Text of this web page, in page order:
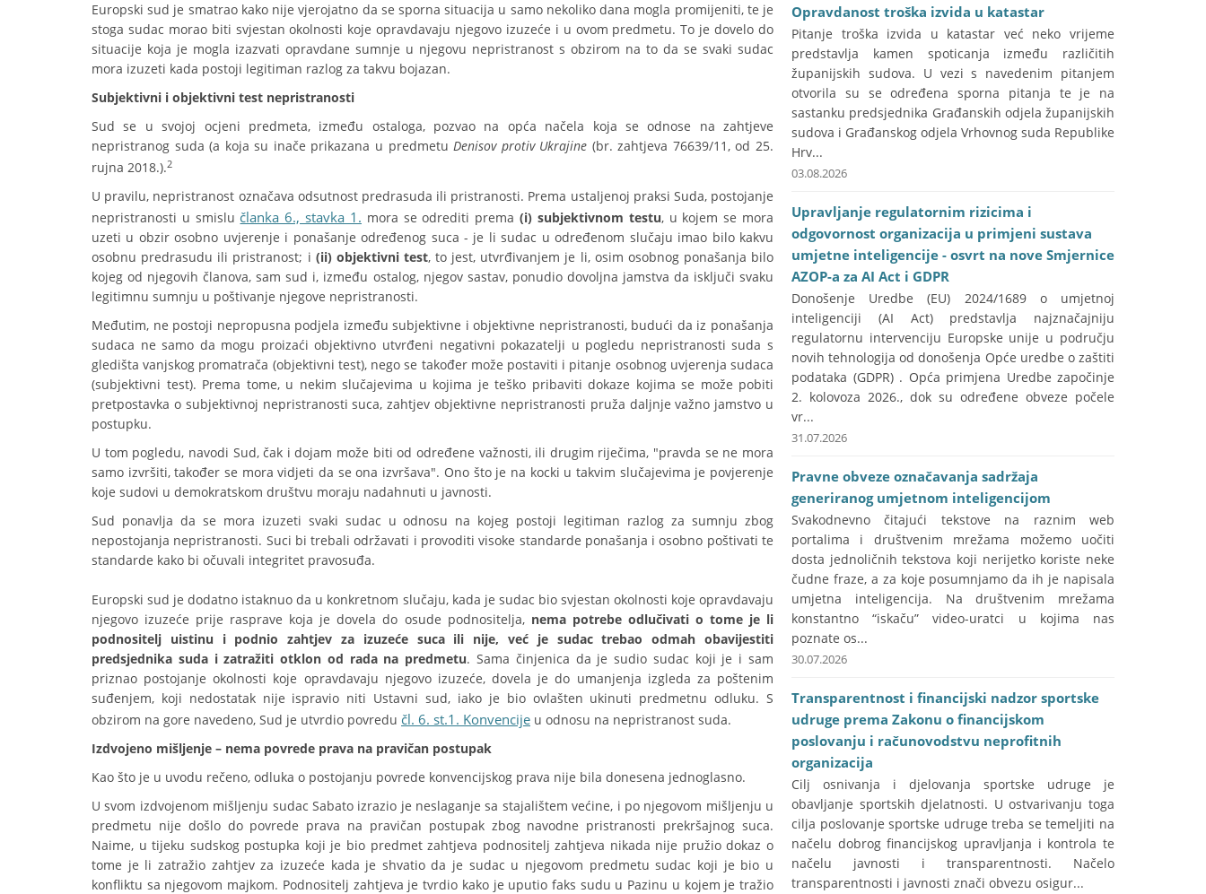
Europski sud je smatrao kako nije vjerojatno da se sporna situacija u samo nekoliko dana mogla promijeniti, te je
stoga sudac morao biti svjestan okolnosti koje opravdavaju njegovo izuzeće i u ovom predmetu. To je dovelo do
situacije koja je mogla izazvati opravdane sumnje u njegovu nepristranost s obzirom na to da se svaki sudac
mora izuzeti kada postoji legitiman razlog za takvu bojazan.
Subjektivni i objektivni test nepristranosti
Sud se u svojoj ocjeni predmeta, između ostaloga, pozvao na opća načela koja se odnose na zahtjeve
nepristranog suda (a koja su inače prikazana u predmetuDenisov protiv Ukrajine (br. zahtjeva 76639/11, od 25.
rujna 2018.).2
U pravilu, nepristranost označava odsutnost predrasuda ili pristranosti. Prema ustaljenoj praksi Suda, postojanje
nepristranosti u smislu članka 6., stavka 1. mora se odrediti prema(i) subjektivnom testu, u kojem se mora
uzeti u obzir osobno uvjerenje i ponašanje određenog suca - je li sudac u određenom slučaju imao bilo kakvu
osobnu predrasudu ili pristranost; i (ii) objektivni test, to jest, utvrđivanjem je li, osim osobnog ponašanja bilo
kojeg od njegovih članova, sam sud i, između ostalog, njegov sastav, ponudio dovoljna jamstva da isključi svaku
legitimnu sumnju u poštivanje njegove nepristranosti.
Međutim, ne postoji nepropusna podjela između subjektivne i objektivne nepristranosti, budući da iz ponašanja
sudaca ne samo da mogu proizaći objektivno utvrđeni negativni pokazatelji u pogledu nepristranosti suda s
gledišta vanjskog promatrača (objektivni test), nego se također može postaviti i pitanje osobnog uvjerenja sudaca
(subjektivni test). Prema tome, u nekim slučajevima u kojima je teško pribaviti dokaze kojima se može pobiti
pretpostavka o subjektivnoj nepristranosti suca, zahtjev objektivne nepristranosti pruža daljnje važno jamstvo u
postupku.
U tom pogledu, navodi Sud, čak i dojam može biti od određene važnosti, ili drugim riječima, "pravda se ne mora
samo izvršiti, također se mora vidjeti da se ona izvršava". Ono što je na kocki u takvim slučajevima je povjerenje
koje sudovi u demokratskom društvu moraju nadahnuti u javnosti.
Sud ponavlja da se mora izuzeti svaki sudac u odnosu na kojeg postoji legitiman razlog za sumnju zbog
nepostojanja nepristranosti. Suci bi trebali održavati i provoditi visoke standarde ponašanja i osobno poštivati te
standarde kako bi očuvali integritet pravosuđa.
Europski sud je dodatno istaknuo da u konkretnom slučaju, kada je sudac bio svjestan okolnosti koje opravdavaju
njegovo izuzeće prije rasprave koja je dovela do osude podnositelja, nema potrebe odlučivati o tome je li
podnositelj uistinu i podnio zahtjev za izuzeće suca ili nije, već je sudac trebao odmah obavijestiti
predsjednika suda i zatražiti otklon od rada na predmetu. Sama činjenica da je sudio sudac koji je i sam
priznao postojanje okolnosti koje opravdavaju njegovo izuzeće, dovela je do umanjenja izgleda za poštenim
suđenjem, koji nedostatak nije ispravio niti Ustavni sud, iako je bio ovlašten ukinuti predmetnu odluku. S
obzirom na gore navedeno, Sud je utvrdio povredu čl. 6. st.1. Konvencije u odnosu na nepristranost suda.
Izdvojeno mišljenje – nema povrede prava na pravičan postupak
Kao što je u uvodu rečeno, odluka o postojanju povrede konvencijskog prava nije bila donesena jednoglasno.
U svom izdvojenom mišljenju sudac Sabato izrazio je neslaganje sa stajalištem većine, i po njegovom mišljenju u
predmetu nije došlo do povrede prava na pravičan postupak zbog navodne pristranosti prekršajnog suca.
Naime, u tijeku sudskog postupka koji je bio predmet zahtjeva podnositelj zahtjeva nikada nije pružio dokaz o
tome je li zatražio zahtjev za izuzeće kada je shvatio da je sudac u njegovom predmetu sudac koji je bio u
konfliktu sa njegovom majkom. Podnositelj zahtjeva je tvrdio kako je uputio faks sudu u Pazinu u kojem je tražio
Opravdanost troška izvida u katastar
Pitanje troška izvida u katastar već neko vrijeme
predstavlja kamen spoticanja između različitih
županijskih sudova. U vezi s navedenim pitanjem
otvorila su se određena sporna pitanja te je na
sastanku predsjednika Građanskih odjela županijskih
sudova i Građanskog odjela Vrhovnog suda Republike
Hrv...
03.08.2026
Upravljanje regulatornim rizicima i
odgovornost organizacija u primjeni sustava
umjetne inteligencije - osvrt na nove Smjernice
AZOP-a za AI Act i GDPR
Donošenje Uredbe (EU) 2024/1689 o umjetnoj
inteligenciji (AI Act) predstavlja najznačajniju
regulatornu intervenciju Europske unije u području
novih tehnologija od donošenja Opće uredbe o zaštiti
podataka (GDPR) . Opća primjena Uredbe započinje
2. kolovoza 2026., dok su određene obveze počele
vr...
31.07.2026
Pravne obveze označavanja sadržaja
generiranog umjetnom inteligencijom
Svakodnevno čitajući tekstove na raznim web
portalima i društvenim mrežama možemo uočiti
dosta jednoličnih tekstova koji nerijetko koriste neke
čudne fraze, a za koje posumnjamo da ih je napisala
umjetna inteligencija. Na društvenim mrežama
konstantno “iskaču” video-uratci u kojima nas
poznate os...
30.07.2026
Transparentnost i financijski nadzor sportske
udruge prema Zakonu o financijskom
poslovanju i računovodstvu neprofitnih
organizacija
Cilj osnivanja i djelovanja sportske udruge je
obavljanje sportskih djelatnosti. U ostvarivanju toga
cilja poslovanje sportske udruge treba se temeljiti na
načelu dobrog financijskog upravljanja i kontrola te
načelu javnosti i transparentnosti. Načelo
transparentnosti i javnosti znači obvezu osigur...